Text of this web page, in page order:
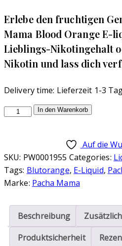
Erlebe den fruchtigen
Mama Blood Orange E-
Lieblings-Nikotingehalt
Nikotin und lass dich
Delivery time: Lieferzeit 1-3
Pacha
50ml
"Shortfill"
E-
Menge
In den Warenkorb
Auf die
SKU: PW0001955 Categories:
Tags: Blutorange, E-Liquid,
Marke: Pacha Mama
Beschreibung
Produktsicherheit